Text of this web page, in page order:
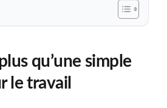
qu’une simple
le travail